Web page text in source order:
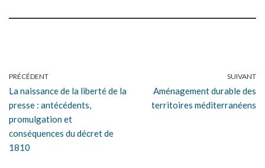
PRÉCÉDENT
La naissance de la liberté de la
presse : antécédents,
promulgation et
conséquences du décret de
1810
SUIVANT
Aménagement durable des
territoires méditerranéens